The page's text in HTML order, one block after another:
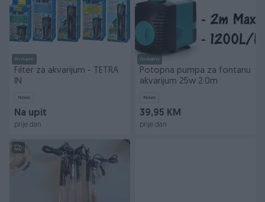
Dostupno
Filter za akvarijum - TETRA
IN
Novo
Na upit
prije dan
Dostupno
Potopna pumpa za fontanu
akvarijum 25w 2.0m
Novo
39,95 KM
prije dan